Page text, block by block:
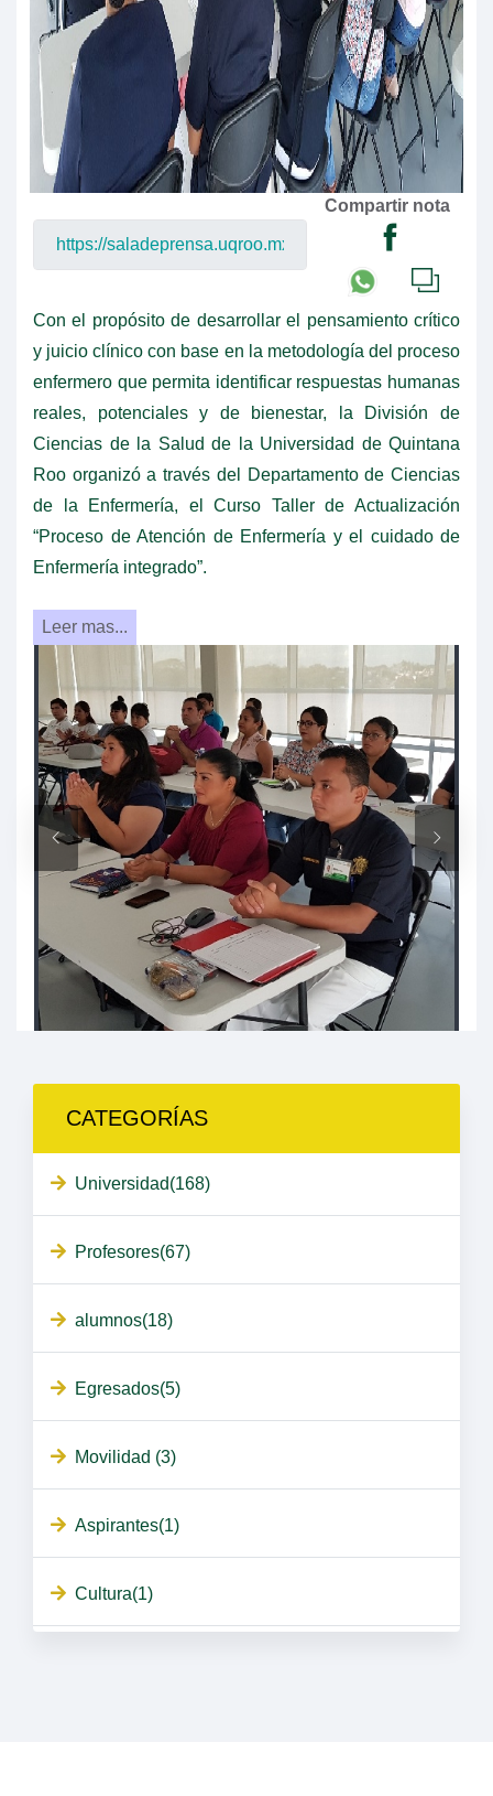
Compartir nota
Con el propósito de desarrollar el pensamiento crítico
y juicio clínico con base en la metodología del proceso
enfermero que permita identificar respuestas humanas
reales, potenciales y de bienestar, la División de
Ciencias de la Salud de la Universidad de Quintana
Roo organizó a través del Departamento de Ciencias
de la Enfermería, el Curso Taller de Actualización
“Proceso de Atención de Enfermería y el cuidado de
Enfermería integrado”.
Leer mas...
CATEGORÍAS
Universidad(168)
Profesores(67)
alumnos(18)
Egresados(5)
Movilidad (3)
Aspirantes(1)
Cultura(1)